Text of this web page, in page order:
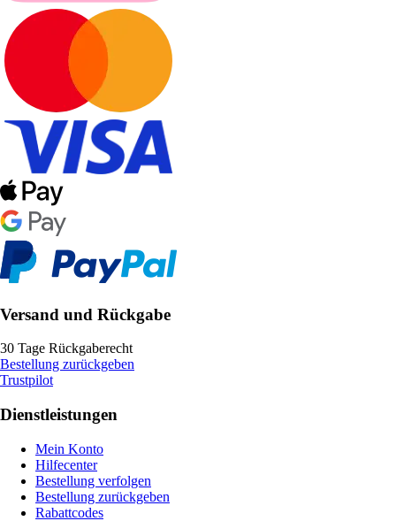
Versand und Rückgabe
30 Tage Rückgaberecht
Bestellung zurückgeben
Trustpilot
Dienstleistungen
Mein Konto
Hilfecenter
Bestellung verfolgen
Bestellung zurückgeben
Rabattcodes